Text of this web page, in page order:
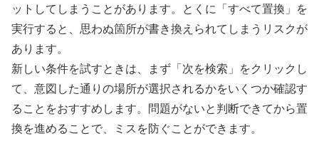
ットしてしまうことがあります。とくに「すべて置換」を
実行すると、思わぬ箇所が書き換えられてしまうリスクが
あります。
新しい条件を試すときは、まず「次を検索」をクリックし
て、意図した通りの場所が選択されるかをいくつか確認す
ることをおすすめします。問題がないと判断できてから置
換を進めることで、ミスを防ぐことができます。